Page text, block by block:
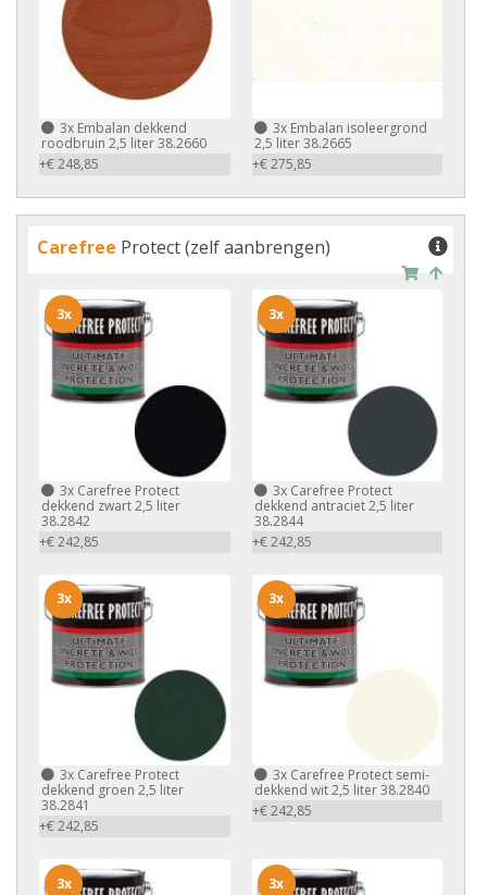
3x Embalan dekkend
roodbruin 2,5 liter 38.2660
+€ 248,85
3xEmbalan isoleergrond
2,5 liter 38.2665
+€ 275,85
Carefree Protect (zelf aanbrengen)
3x Carefree Protect
dekkend zwart 2,5 liter
38.2842
+€ 242,85
3x
3xCarefree Protect
dekkend antraciet 2,5 liter
38.2844
+€ 242,85
3x
3x Carefree Protect
dekkend groen 2,5 liter
38.2841
+€ 242,85
3x
3xCarefree Protect semi-
dekkend wit 2,5 liter 38.2840
+€ 242,85
3x
3x 3x